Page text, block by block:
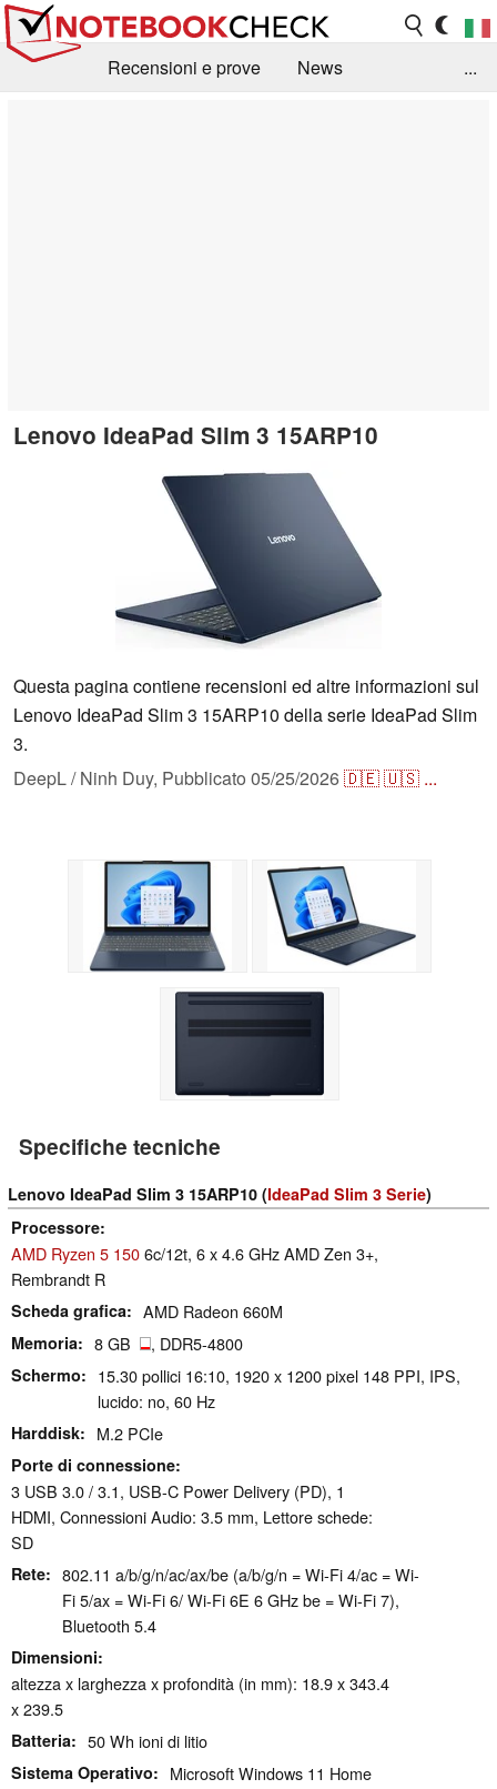
Recensioni e prove
News
...
Lenovo IdeaPad Slim 3 15ARP10
Questa pagina contiene recensioni ed altre informazioni sul
Lenovo IdeaPad Slim 3 15ARP10 della serie IdeaPad Slim
3.
DeepL / Ninh Duy, Pubblicato 05/25/2026🇩🇪🇺🇸 ...
Specifiche tecniche
Lenovo IdeaPad Slim 3 15ARP10 (IdeaPad Slim 3 Serie)
Processore
AMD Ryzen 5 1506c/12t, 6 x 4.6 GHz AMD Zen 3+,
Rembrandt R
Scheda grafica AMD Radeon 660M
Memoria 8 GB , DDR5-4800
Schermo
15.30 pollici 16:10, 1920 x 1200 pixel 148 PPI, IPS,
lucido: no, 60 Hz
Harddisk M.2 PCIe
Porte di connessione
3 USB 3.0 / 3.1, USB-C Power Delivery (PD), 1
HDMI, Connessioni Audio: 3.5 mm, Lettore schede:
SD
Rete
802.11 a/​b/​g/​n/​ac/​ax/​be (a/b/g/n = Wi-Fi 4/ac = Wi-
Fi 5/ax = Wi-Fi 6/ Wi-Fi 6E 6 GHz be = Wi-Fi 7),
Bluetooth 5.4
Dimensioni
altezza x larghezza x profondità (in mm): 18.9 x 343.4
x 239.5
Batteria 50 Wh ioni di litio
Sistema Operativo Microsoft Windows 11 Home